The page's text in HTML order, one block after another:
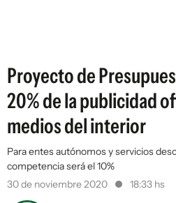
Proyecto de
20% de la publicidad
medios del interior
Para entes autónomos y servicios
competencia será el 10%
30 de noviembre 2020
18:33 hs